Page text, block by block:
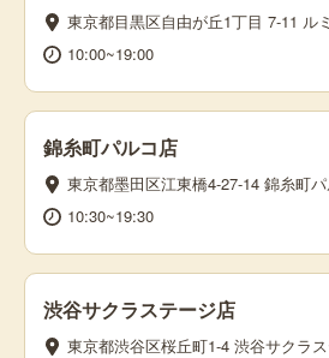
東京都目黒区自由が丘1丁目 7-11 ル
10:00~19:00
錦糸町パルコ店
東京都墨田区江東橋4-27-14 錦糸町
10:30~19:30
渋谷サクラステージ店
東京都渋谷区桜丘町1-4 渋谷サクラ